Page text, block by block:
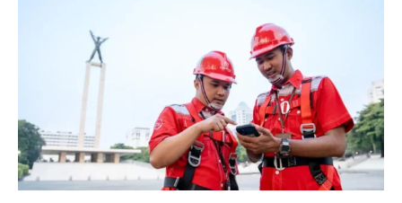
o
k